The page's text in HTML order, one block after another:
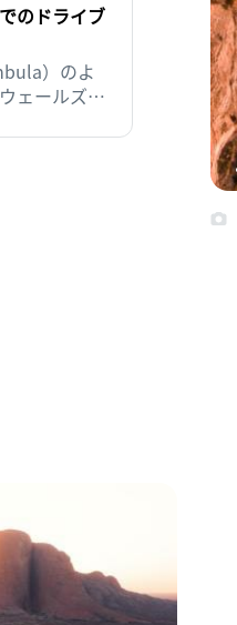
のドライブ
）のよ
ェールズ州
）は、ホ
魅力にあふ